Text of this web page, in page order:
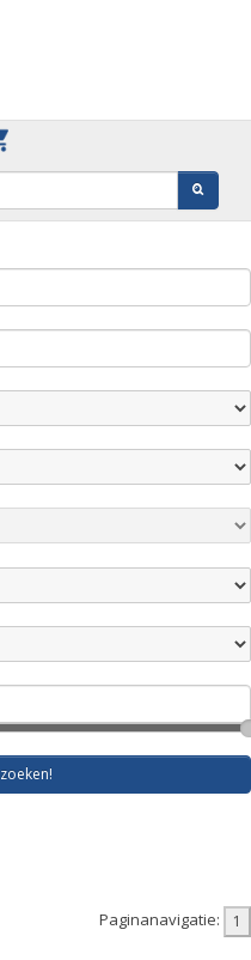
Paginanavigatie: